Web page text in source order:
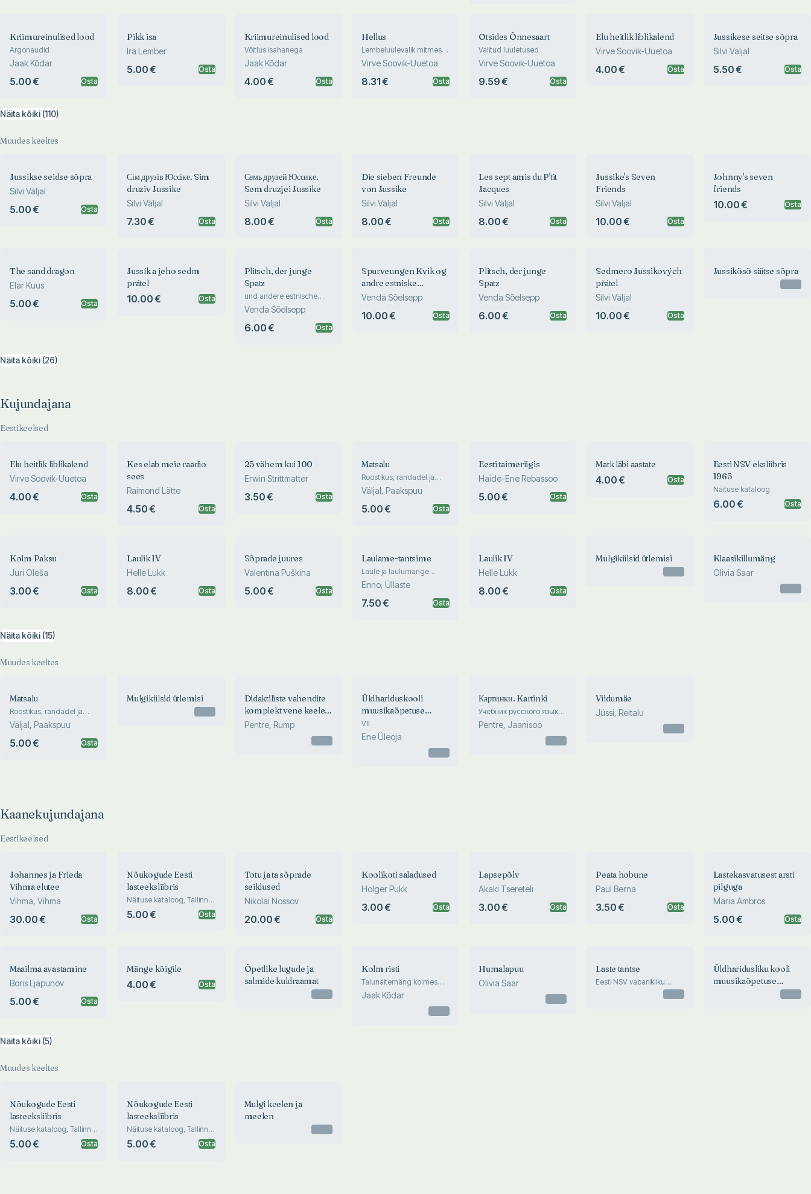
Kriimureinulised lood
Argonaudid
Jaak Kõdar
5.00 € Osta
Pikk isa
Ira Lember
5.00 € Osta
Kriimureinulised lood
Võitlus isahanega
Jaak Kõdar
4.00 € Osta
Hellus
Lembeluulevalik mitmest
aastakümnest
tänapäevani. Seekord siis
ilma ajalauludeta
Virve Soovik-Uuetoa
8.31 € Osta
Otsides Õnnesaart
Valitud luuletused
Virve Soovik-Uuetoa
9.59 € Osta
Elu heitlik liblikalend
Virve Soovik-Uuetoa
4.00 € Osta
Jussikese seitse sõpra
Silvi Väljal
5.50 € Osta
Näita kõiki (110)
Muudes keeltes
Jussikse seidse sõpra
Silvi Väljal
5.00 € Osta
Сім друзів Юссіке. Sim
druziv Jussike
Silvi Väljal
7.30 € Osta
Семь друзей Юссике.
Sem druzjei Jussike
Silvi Väljal
8.00 € Osta
Die sieben Freunde
von Jussike
Silvi Väljal
8.00 € Osta
Les sept amis du P'tit
Jacques
Silvi Väljal
8.00 € Osta
Jussike's Seven
Friends
Silvi Väljal
10.00 € Osta
Johnny's seven
friends
10.00 € Osta
The sand dragon
Elar Kuus
5.00 € Osta
Jussík a jeho sedm
prátel
10.00 € Osta
Plitsch, der junge
Spatz
und andere estnische
Tiermärchen
Venda Sõelsepp
6.00 € Osta
Spurveungen Kvik og
andre estniske
dyreeventyr
Venda Sõelsepp
10.00 € Osta
Plitsch, der junge
Spatz
Venda Sõelsepp
6.00 € Osta
Sedmero Jussikových
přátel
Silvi Väljal
10.00 € Osta
Jussikõsõ säitse sõpra
Näita kõiki (26)
Kujundajana
Eestikeelsed
Elu heitlik liblikalend
Virve Soovik-Uuetoa
4.00 € Osta
Kes elab meie raadio
sees
Raimond Lätte
4.50 € Osta
25 vähem kui 100
Erwin Strittmatter
3.50 € Osta
Matsalu
Roostikus, randadel ja
vetel
Väljal, Paakspuu
5.00 € Osta
Eesti taimeriigis
Haide-Ene Rebassoo
5.00 € Osta
Matk läbi aastate
4.00 € Osta
Eesti NSV eksliibris
1965
Näituse kataloog
6.00 € Osta
Kolm Paksu
Juri Oleša
3.00 € Osta
Laulik IV
Helle Lukk
8.00 € Osta
Sõprade juures
Valentina Puškina
5.00 € Osta
Laulame-tantsime
Laule ja laulumänge
lasteaia lastele
Enno, Üllaste
7.50 € Osta
Laulik IV
Helle Lukk
8.00 € Osta
Mulgikiilsid ütlemisi Klaasikillumäng
Olivia Saar
Näita kõiki (15)
Muudes keeltes
Matsalu
Roostikus, randadel ja
vetel
Väljal, Paakspuu
5.00 € Osta
Mulgikiilsid ütlemisi
Didaktiliste vahendite
komplekt vene keele
õpetamiseks II klassis
Pentre, Rump
Üldhariduskooli
muusikaõpetuse
eriklassi laulik
VII
Ene Üleoja
Картинки. Kartinki
Учебник русского языка
для II класса
Pentre, Jaanisoo
Viidumäe
Jüssi, Reitalu
Kaanekujundajana
Eestikeelsed
Johannes ja Frieda
Vihma elutee
Vihma, Vihma
30.00 € Osta
Nõukogude Eesti
lasteeksliibris
Näituse kataloog, Tallinn,
1979
5.00 € Osta
Totu ja ta sõprade
seiklused
Nikolai Nossov
20.00 € Osta
Koolikoti saladused
Holger Pukk
3.00 € Osta
Lapsepõlv
Akaki Tsereteli
3.00 € Osta
Peata hobune
Paul Berna
3.50 € Osta
Lastekasvatusest arsti
pilguga
Maria Ambros
5.00 € Osta
Maailma avastamine
Boris Ljapunov
5.00 € Osta
Mänge kõigile
4.00 € Osta
Õpetlike lugude ja
salmide kuldraamat
Kolm risti
Talunäitemäng kolmes
vaatuses
Jaak Kõdar
Humalapuu
Olivia Saar
Laste tantse
Eesti NSV vabariikliku
rahvatantsupeo tantse
Üldharidusliku kooli
muusikaõpetuse
Näita kõiki (5)
Muudes keeltes
Nõukogude Eesti
lasteeksliibris
Näituse kataloog, Tallinn,
1979
5.00 € Osta
Nõukogude Eesti
lasteeksliibris
Näituse kataloog, Tallinn,
1979
5.00 € Osta
Mulgi keelen ja
meelen